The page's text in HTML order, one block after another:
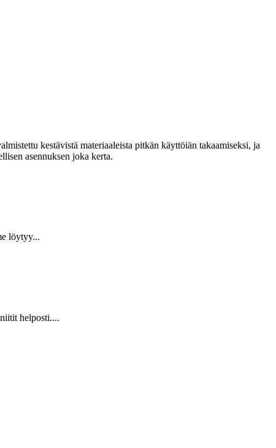
kestävistä materiaaleista pitkän käyttöiän takaamiseksi, ja
asennuksen joka kerta.
löytyy...
helposti....